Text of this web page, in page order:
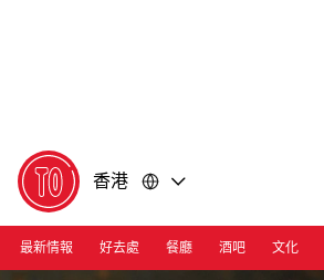
香港
最新情報 好去處 餐廳 酒吧 文化